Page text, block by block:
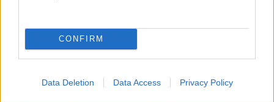
CONFIRM
Data Deletion Data Access Privacy Policy
στην Αττική – 8 ασθενείς σε ΜΕΘ